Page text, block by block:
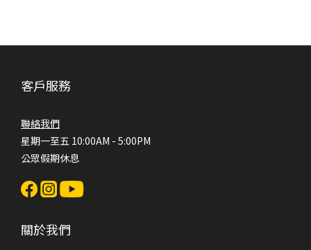
客戶服務
聯絡我們
星期一至五 10:00AM - 5:00PM
公眾假期休息
關於我們